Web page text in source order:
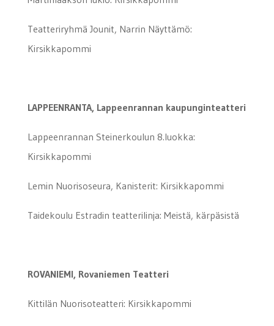
Teatteriryhmä Jounit, Narrin Näyttämö:
Kirsikkapommi
LAPPEENRANTA, Lappeenrannan kaupunginteatteri
Lappeenrannan Steinerkoulun 8.luokka:
Kirsikkapommi
Lemin Nuorisoseura, Kanisterit: Kirsikkapommi
Taidekoulu Estradin teatterilinja: Meistä, kärpäsistä
ROVANIEMI, Rovaniemen Teatteri
Kittilän Nuorisoteatteri: Kirsikkapommi